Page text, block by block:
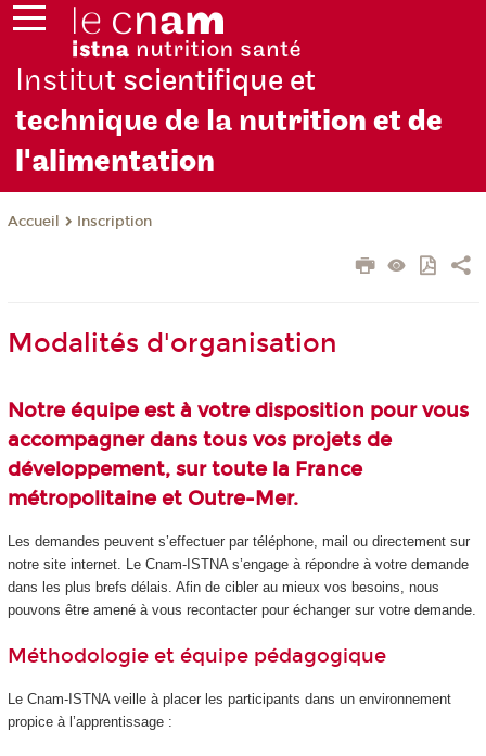
Institut scientifique et
technique de la nutrition et de
l'alimentation
Accueil Inscription
Modalités d'organisation
Notre équipe est à votre disposition pour vous
accompagner dans tous vos projets de
développement, sur toute la France
métropolitaine et Outre-Mer.
Les demandes peuvent s’effectuer par téléphone, mail ou directement sur
notre site internet. Le Cnam-ISTNA s’engage à répondre à votre demande
dans les plus brefs délais. Afin de cibler au mieux vos besoins, nous
pouvons être amené à vous recontacter pour échanger sur votre demande.
Méthodologie et équipe pédagogique
Le Cnam-ISTNA veille à placer les participants dans un environnement
propice à l’apprentissage :